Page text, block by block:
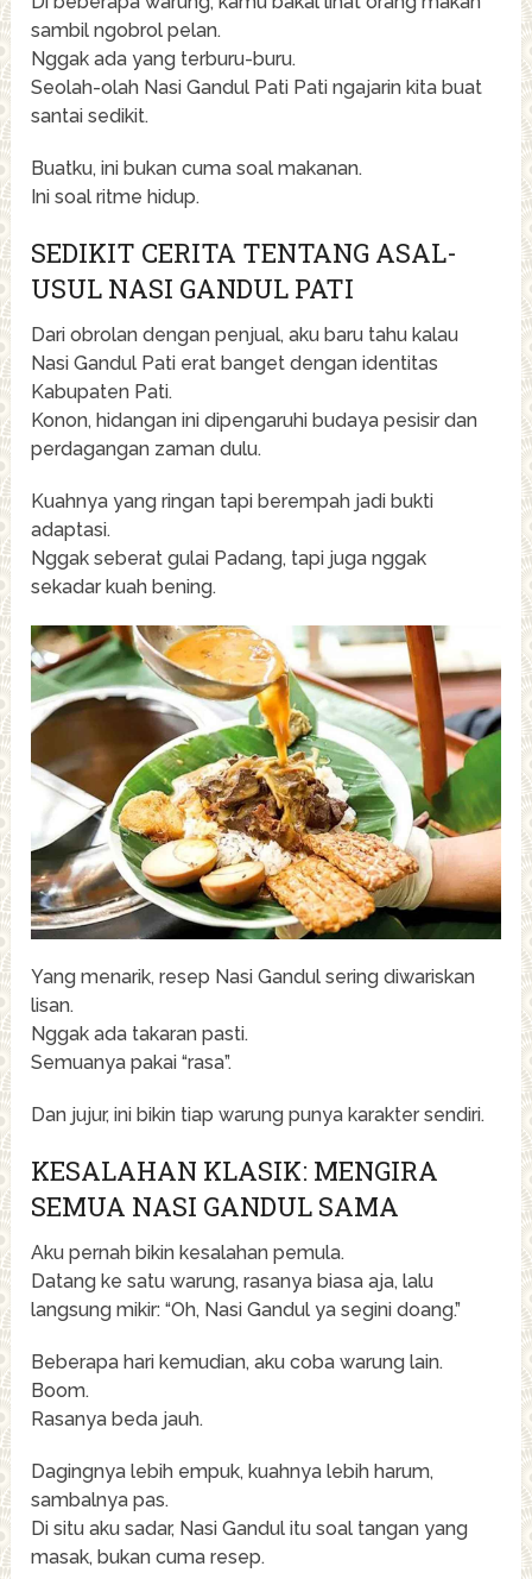
sambil ngobrol pelan.
Nggak ada yang terburu-buru.
Seolah-olah Nasi Gandul Pati Pati ngajarin kita buat
santai sedikit.
Buatku, ini bukan cuma soal makanan.
Ini soal ritme hidup.
SEDIKIT CERITA TENTANG ASAL-
USUL NASI GANDUL PATI
Dari obrolan dengan penjual, aku baru tahu kalau
Nasi Gandul Pati erat banget dengan identitas
Kabupaten Pati.
Konon, hidangan ini dipengaruhi budaya pesisir dan
perdagangan zaman dulu.
Kuahnya yang ringan tapi berempah jadi bukti
adaptasi.
Nggak seberat gulai Padang, tapi juga nggak
sekadar kuah bening.
Yang menarik, resep Nasi Gandul sering diwariskan
lisan.
Nggak ada takaran pasti.
Semuanya pakai “rasa”.
Dan jujur, ini bikin tiap warung punya karakter sendiri.
KESALAHAN KLASIK: MENGIRA
SEMUA NASI GANDUL SAMA
Aku pernah bikin kesalahan pemula.
Datang ke satu warung, rasanya biasa aja, lalu
langsung mikir: “Oh, Nasi Gandul ya segini doang.”
Beberapa hari kemudian, aku coba warung lain.
Boom.
Rasanya beda jauh.
Dagingnya lebih empuk, kuahnya lebih harum,
sambalnya pas.
Di situ aku sadar, Nasi Gandul itu soal tangan yang
masak, bukan cuma resep.